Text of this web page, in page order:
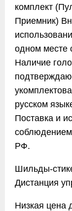
комплект
Приемник)
одном месте
Наличие
русском
Поставка и
РФ.
Шильды-
Дистанция
Низкая цена